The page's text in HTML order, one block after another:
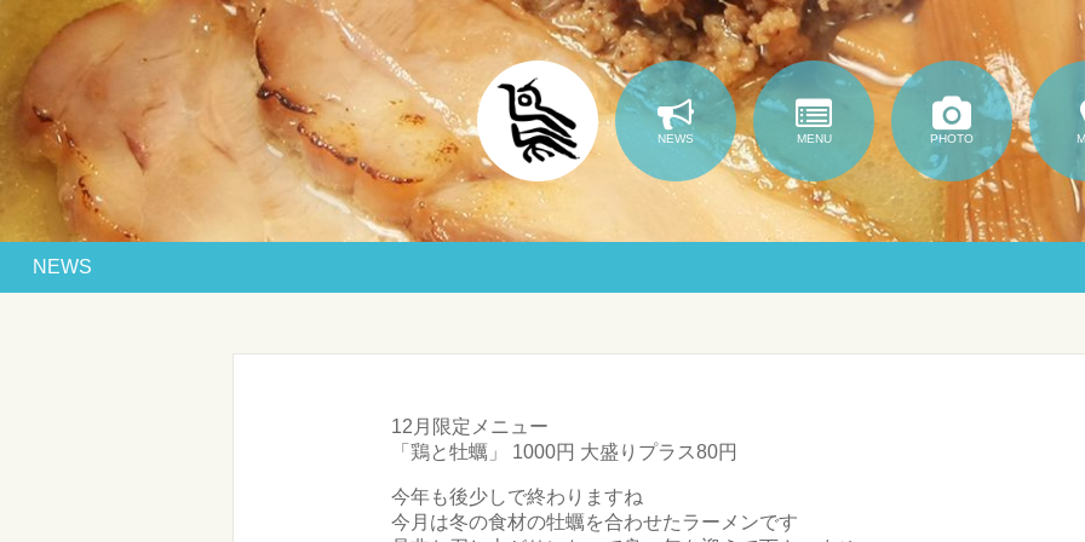
NEWS MENU PHOTO
NEWS
12月限定メニュー
「鶏と牡蠣」 1000円 大盛りプラス80円
今年も後少しで終わりますね
今月は冬の食材の牡蠣を合わせたラーメンです